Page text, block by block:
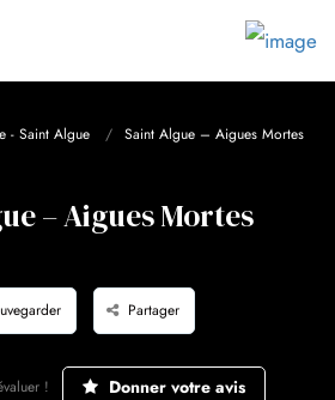
- Saint Algue Saint Algue – Aigues Mortes
– Aigues Mortes
Partager
! Donner votre avis